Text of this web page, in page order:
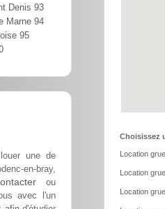
Denis 93
Marne 94
95
une de
en-bray,
ou
avec l'un
Choisissez
Location
Location
Location